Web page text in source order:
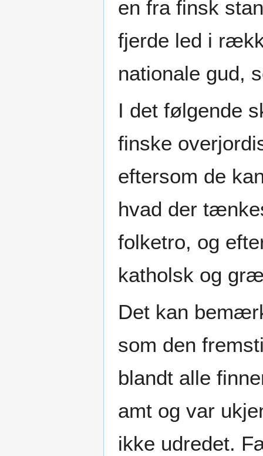
en fra finsk
fjerde led i
nationale gud,
I det følgende
finske
eftersom de
hvad der
folketro, og
katholsk og
Det kan
som den
blandt alle
amt og var
ikke udredet.